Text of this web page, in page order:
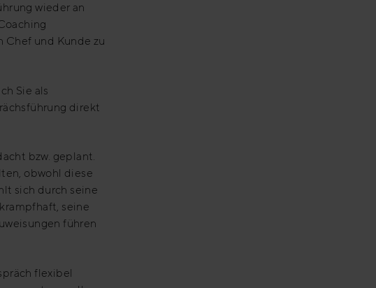
wieder an
Chef und Kunde zu
Sie als
direkt
bzw. geplant.
obwohl diese
sich durch seine
seine
führen
flexibel